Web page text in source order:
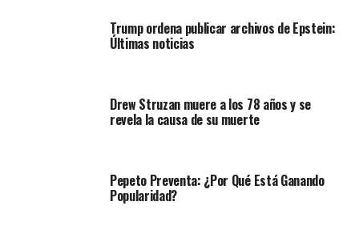
Trump ordena publicar archivos de Epstein:
Últimas noticias
Drew Struzan muere a los 78 años y se
revela la causa de su muerte
Pepeto Preventa: ¿Por Qué Está Ganando
Popularidad?